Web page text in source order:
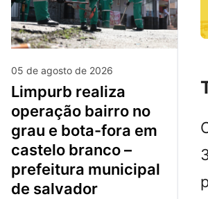
05 de agosto de 2026
limpurb realiza
operação bairro no
grau e bota-fora em
castelo branco –
prefeitura municipal
de salvador